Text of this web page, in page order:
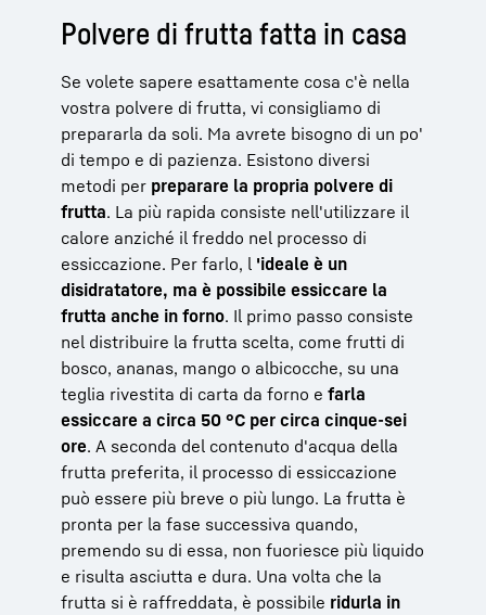
Polvere di frutta fatta in casa
Se volete sapere esattamente cosa c'è nella
vostra polvere di frutta, vi consigliamo di
prepararla da soli. Ma avrete bisogno di un po'
di tempo e di pazienza. Esistono diversi
metodi per preparare la propria polvere di
frutta. La più rapida consiste nell'utilizzare il
calore anziché il freddo nel processo di
essiccazione. Per farlo, l 'ideale è un
disidratatore, ma è possibile essiccare la
frutta anche in forno. Il primo passo consiste
nel distribuire la frutta scelta, come frutti di
bosco, ananas, mango o albicocche, su una
teglia rivestita di carta da forno e farla
essiccare a circa 50 °C per circa cinque-sei
ore. A seconda del contenuto d'acqua della
frutta preferita, il processo di essiccazione
può essere più breve o più lungo. La frutta è
pronta per la fase successiva quando,
premendo su di essa, non fuoriesce più liquido
e risulta asciutta e dura. Una volta che la
frutta si è raffreddata, è possibile ridurla in